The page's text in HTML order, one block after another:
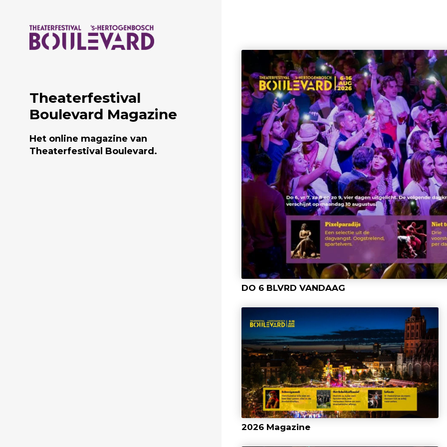
Theaterfestival
Boulevard Magazine
Het online magazine van
Theaterfestival Boulevard.
DO 6 BLVRD VANDAAG
2026 Magazine